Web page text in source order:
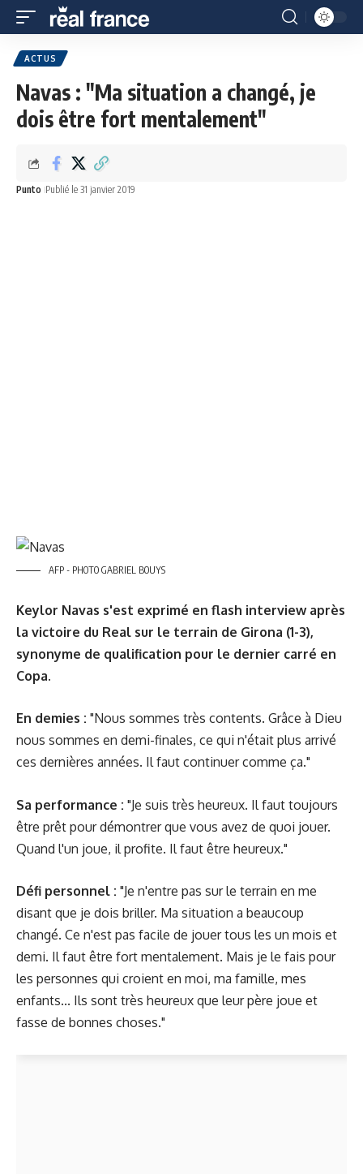
ACTUS
Navas : "Ma situation a changé, je
dois être fort mentalement"
Punto Publié le 31 janvier 2019
AFP - PHOTO GABRIEL BOUYS
Keylor Navas s'est exprimé en flash interview après
la victoire du Real sur le terrain de Girona (1-3),
synonyme de qualification pour le dernier carré en
Copa.
En demies : "Nous sommes très contents. Grâce à Dieu
nous sommes en demi-finales, ce qui n'était plus arrivé
ces dernières années. Il faut continuer comme ça."
Sa performance : "Je suis très heureux. Il faut toujours
être prêt pour démontrer que vous avez de quoi jouer.
Quand l'un joue, il profite. Il faut être heureux."
Défi personnel : "Je n'entre pas sur le terrain en me
disant que je dois briller. Ma situation a beaucoup
changé. Ce n'est pas facile de jouer tous les un mois et
demi. Il faut être fort mentalement. Mais je le fais pour
les personnes qui croient en moi, ma famille, mes
enfants... Ils sont très heureux que leur père joue et
fasse de bonnes choses."